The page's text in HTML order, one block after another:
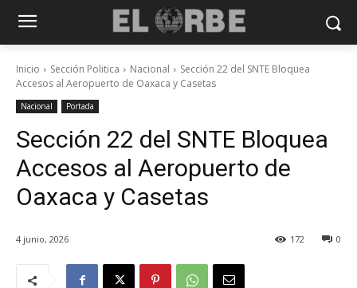
Inicio Sección Politica Nacional
Sección 22 del SNTE Bloquea
Accesos al Aeropuerto de Oaxaca y Casetas
Nacional Portada
Sección 22 del SNTE Bloquea
Accesos al Aeropuerto de
Oaxaca y Casetas
4 junio, 2026 0
172